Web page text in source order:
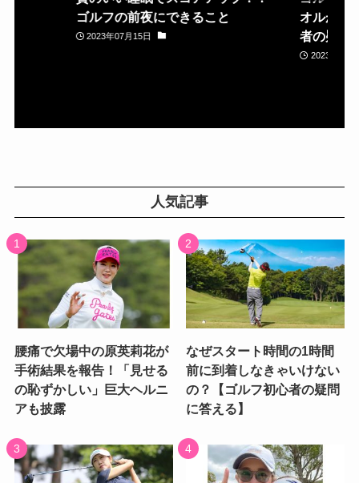
ゴルフの前夜にできること
2023年07月15日
オルが置
者の疑問
2023年05月
人気記事
腰痛で欠場中の原英莉花が
手術結果を報告！「見せる
の恥ずかしい」巨大ヘルニ
アも披露
なぜスタート時間の1時間
前に到着しなきゃいけない
の？【ゴルフ初心者の疑問
に答える】